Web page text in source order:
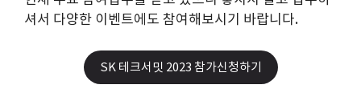
셔서 다양한 이벤트에도 참여해보시기 바랍니다.
SK 테크서밋 2023 참가신청하기